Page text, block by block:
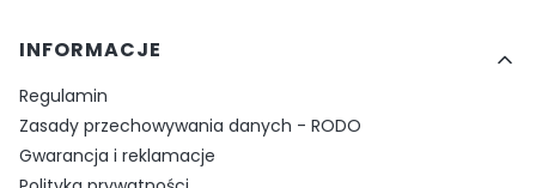
Linki w stopce
INFORMACJE
Regulamin
Zasady przechowywania danych - RODO
Gwarancja i reklamacje